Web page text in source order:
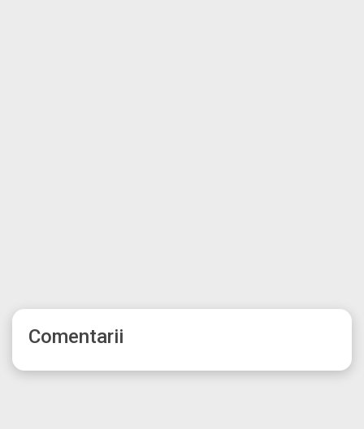
Comentarii